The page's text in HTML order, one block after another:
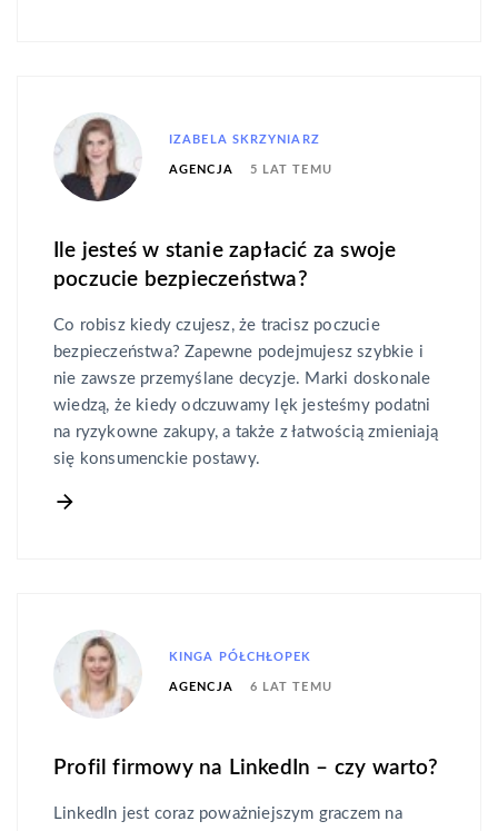
IZABELA SKRZYNIARZ
AGENCJA 5 LAT TEMU
Ile jesteś w stanie zapłacić za swoje
poczucie bezpieczeństwa?
Co robisz kiedy czujesz, że tracisz poczucie
bezpieczeństwa? Zapewne podejmujesz szybkie i
nie zawsze przemyślane decyzje. Marki doskonale
wiedzą, że kiedy odczuwamy lęk jesteśmy podatni
na ryzykowne zakupy, a także z łatwością zmieniają
się konsumenckie postawy.
KINGA PÓŁCHŁOPEK
AGENCJA 6 LAT TEMU
Profil firmowy na LinkedIn – czy warto?
LinkedIn jest coraz poważniejszym graczem na